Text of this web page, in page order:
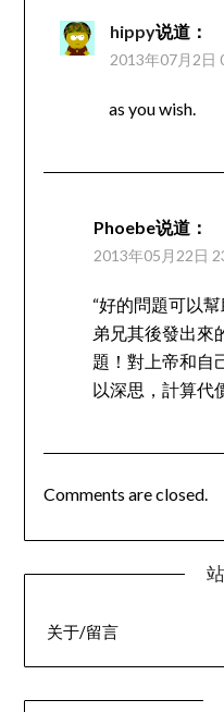
hippy说道：
2013年07月2日
as you wish.
Phoebe说道：
2013年05月22日
“好的問題可以
弟兄其後發出來
題！對上帝和自
以深思，計算代
Comments are closed.
关于/留言